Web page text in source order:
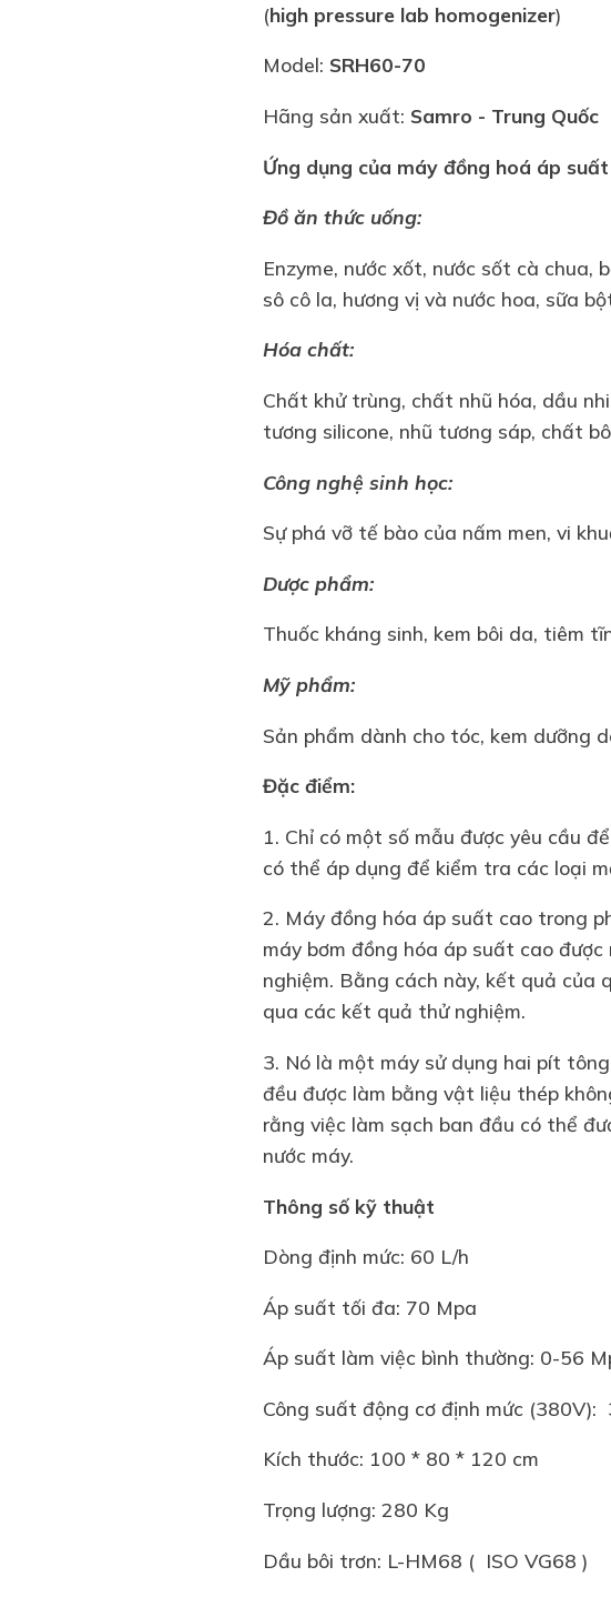
(high pressure lab homogenizer)
Model: SRH60-70
Hãng sản xuất: Samro - Trung Quốc
Ứng dụng của máy đồng hoá áp
Đồ ăn thức uống:
Enzyme, nước xốt, nước sốt cà
sô cô la, hương vị và nước hoa, sữa
Hóa chất:
Chất khử trùng, chất nhũ hóa, dầu
tương silicone, nhũ tương sáp, chất
Công nghệ sinh học:
Sự phá vỡ tế bào của nấm men, vi
Dược phẩm:
Thuốc kháng sinh, kem bôi da, tiêm
Mỹ phẩm:
Sản phẩm dành cho tóc, kem dưỡng
Đặc điểm:
1. Chỉ có một số mẫu được yêu cầu
có thể áp dụng để kiểm tra các loại
2. Máy đồng hóa áp suất cao trong
máy bơm đồng hóa áp suất cao
nghiệm. Bằng cách này, kết quả
qua các kết quả thử nghiệm.
3. Nó là một máy sử dụng hai pít
đều được làm bằng vật liệu thép
rằng việc làm sạch ban đầu có thể
nước máy.
Thông số kỹ thuật
Dòng định mức: 60 L/h
Áp suất tối đa: 70 Mpa
Áp suất làm việc bình thường: 0-56
Công suất động cơ định mức
Kích thước: 100 * 80 * 120 cm
Trọng lượng: 280 Kg
Dầu bôi trơn: L-HM68 ( ISO VG68 )